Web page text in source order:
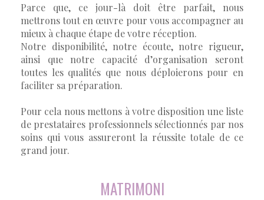
Parce que, ce jour-là doit être parfait, nous
mettrons tout en œuvre pour vous accompagner au
mieux à chaque étape de votre réception.
Notre disponibilité, notre écoute, notre rigueur,
ainsi que notre capacité d’organisation seront
toutes les qualités que nous déploierons pour en
faciliter sa préparation.
Pour cela nous mettons à votre disposition une liste
de prestataires professionnels sélectionnés par nos
soins qui vous assureront la réussite totale de ce
grand jour.
MATRIMONI